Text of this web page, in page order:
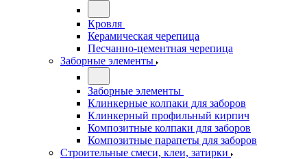
Кровля
Керамическая черепица
Песчанно-цементная черепица
Заборные элементы
Заборные элементы
Клинкерные колпаки для заборов
Клинкерный профильный кирпич
Композитные колпаки для заборов
Композитные парапеты для заборов
Строительные смеси, клеи, затирки